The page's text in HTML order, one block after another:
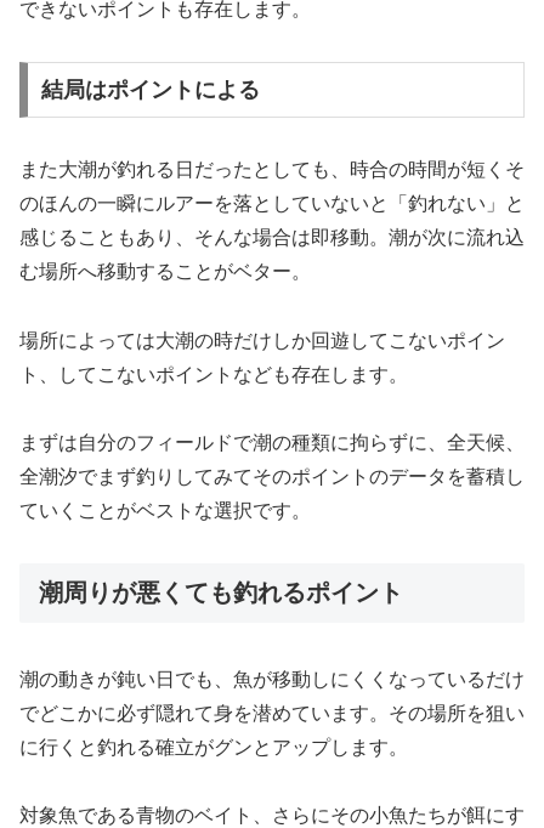
できないポイントも存在します。
結局はポイントによる
また大潮が釣れる日だったとしても、時合の時間が短くそ
のほんの一瞬にルアーを落としていないと「釣れない」と
感じることもあり、そんな場合は即移動。潮が次に流れ込
む場所へ移動することがベター。
場所によっては大潮の時だけしか回遊してこないポイン
ト、してこないポイントなども存在します。
まずは自分のフィールドで潮の種類に拘らずに、全天候、
全潮汐でまず釣りしてみてそのポイントのデータを蓄積し
ていくことがベストな選択です。
潮周りが悪くても釣れるポイント
潮の動きが鈍い日でも、魚が移動しにくくなっているだけ
でどこかに必ず隠れて身を潜めています。その場所を狙い
に行くと釣れる確立がグンとアップします。
対象魚である青物のベイト、さらにその小魚たちが餌にす